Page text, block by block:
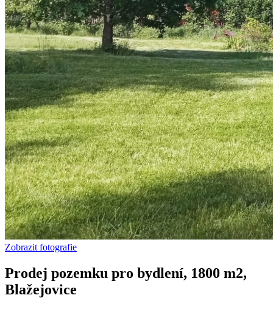
Zobrazit fotografie
Prodej pozemku pro bydlení, 1800 m2,
Blažejovice